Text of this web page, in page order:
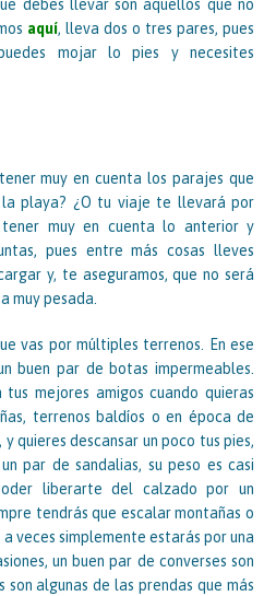
debes llevar son aquellos que no
aquí, lleva dos o tres pares, pues
mojar lo pies y necesites
muy en cuenta los parajes que
la playa? ¿O tu viaje te llevará por
tener muy en cuenta lo anterior y
pues entre más cosas lleves
y, te aseguramos, que no será
muy pesada.
vas por múltiples terrenos. En ese
buen par de botas impermeables.
mejores amigos cuando quieras
terrenos baldíos o en época de
quieres descansar un poco tus pies,
par de sandalias, su peso es casi
liberarte del calzado por un
tendrás que escalar montañas o
veces simplemente estarás por una
un buen par de converses son
algunas de las prendas que más